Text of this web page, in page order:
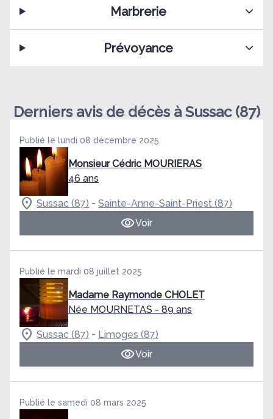
Marbrerie
Prévoyance
Derniers avis de décès à Sussac (87)
Publié le lundi 08 décembre 2025
Monsieur Cédric MOURIERAS
46 ans
Sussac (87) - Sainte-Anne-Saint-Priest (87)
Voir
Publié le mardi 08 juillet 2025
Madame Raymonde CHOLET
Née MOURNETAS - 89 ans
Sussac (87) - Limoges (87)
Voir
Publié le samedi 08 mars 2025